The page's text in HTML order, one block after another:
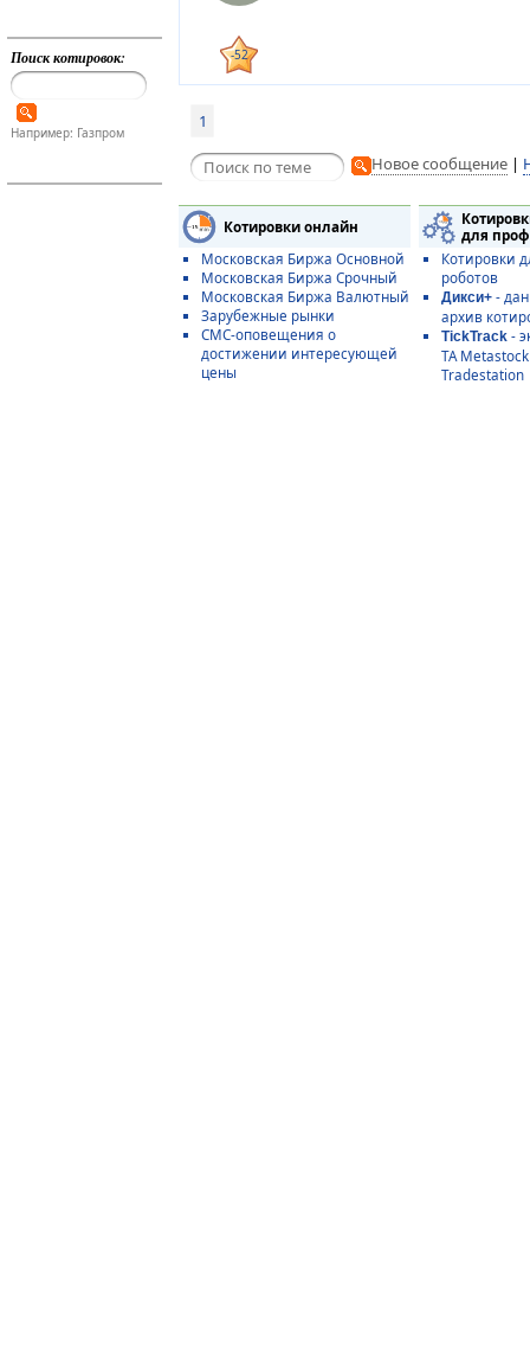
Поиск котировок:
Например: Газпром
-52
1
Новое сообщение|
Котировки онлайн
для
Московская Биржа Основной
Московская Биржа Срочный
Московская Биржа Валютный
Зарубежные рынки
СМС-оповещения о
достижении интересующей
цены
Котировки
роботов
Дикси+-
архив
TickTrack-
ТА
Tradestation